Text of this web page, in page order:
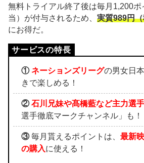
無料トライアル終了後は毎月1,200ポ
当）が付与されるため、 実質989円
にお得だ。
① ネーションズリーグの男女日
きで楽しめる！
② 石川兄妹や髙橋藍など主力選手
選手徹底マークチャンネル」も！
③毎月貰えるポイントは、 最新
の購入に使える！